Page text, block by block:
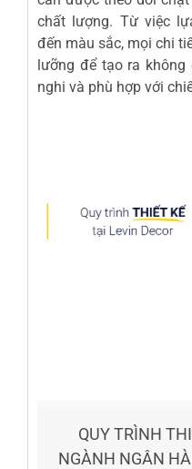
chất lượng. Từ việc
đến màu sắc, mọi chi
lưỡng để tạo ra không
nghi và phù hợp với
QUY TRÌNH
NGÀNH NGÂN